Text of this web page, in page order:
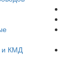
и КМД